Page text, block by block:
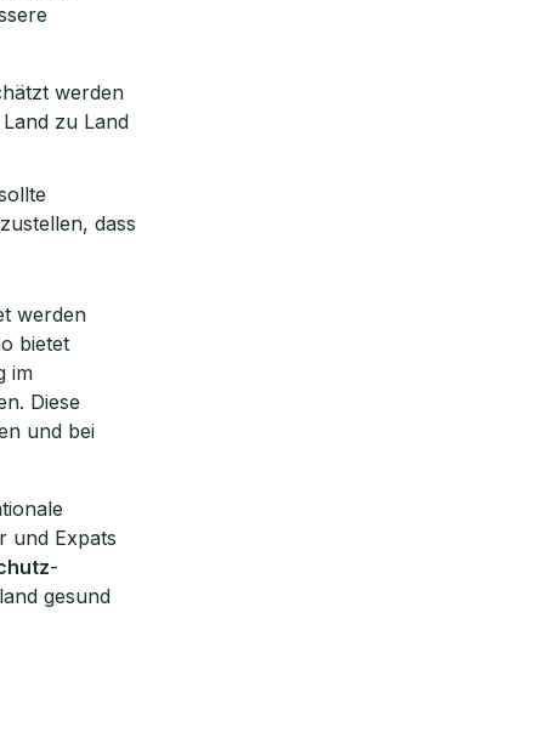
werden
zu Land
dass
werden
bietet
im
Diese
und bei
und Expats
-
gesund